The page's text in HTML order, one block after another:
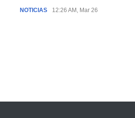
NOTICIAS 12:26 AM, Mar 26